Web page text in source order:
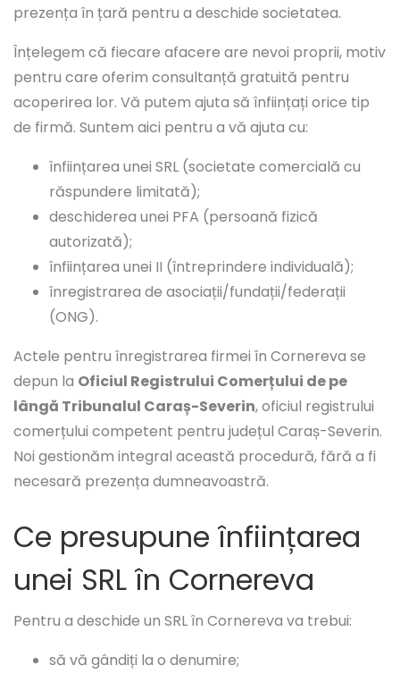
prezența în țară pentru a deschide societatea.
Înțelegem că fiecare afacere are nevoi proprii, motiv
pentru care oferim consultanță gratuită pentru
acoperirea lor. Vă putem ajuta să înființați orice tip
de firmă. Suntem aici pentru a vă ajuta cu:
înființarea unei SRL (societate comercială cu
răspundere limitată);
deschiderea unei PFA (persoană fizică
autorizată);
înființarea unei II (întreprindere individuală);
înregistrarea de asociații/fundații/federații
(ONG).
Actele pentru înregistrarea firmei în Cornereva se
depun la Oficiul Registrului Comerțului de pe
lângă Tribunalul Caraș-Severin, oficiul registrului
comerțului competent pentru județul Caraș-Severin.
Noi gestionăm integral această procedură, fără a fi
necesară prezența dumneavoastră.
Ce presupune înființarea
unei SRL în Cornereva
Pentru a deschide un SRL în Cornereva va trebui:
să vă gândiți la o denumire;